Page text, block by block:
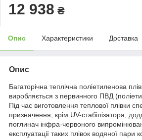
12 938 ₴
Опис Характеристики Доставка
Опис
Багаторічна теплічна поліетиленова
виробляється з первинного ПВД
Під час виготовлення теплової плівки
призначення, крім UV-стабілізатора,
поглинач інфра-червоного
експлуатації таких плівок водяної пари